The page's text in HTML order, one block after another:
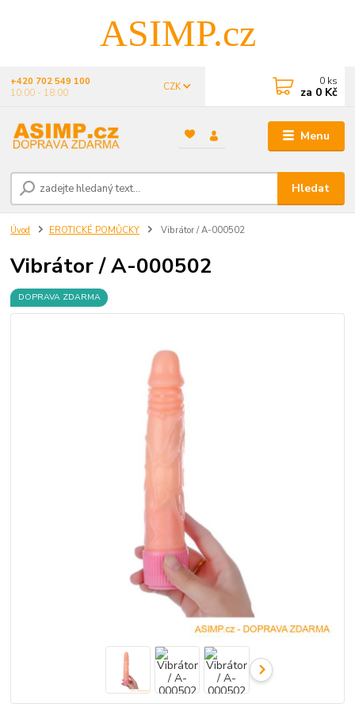
ASIMP.cz
Menu
CZK
Hledat
+420 702 549 100
10:00 - 18:00
0 ks
za 0 Kč
Úvod EROTICKÉ POMŮCKY Vibrátor / A-000502
Vibrátor / A-000502
DOPRAVA ZDARMA